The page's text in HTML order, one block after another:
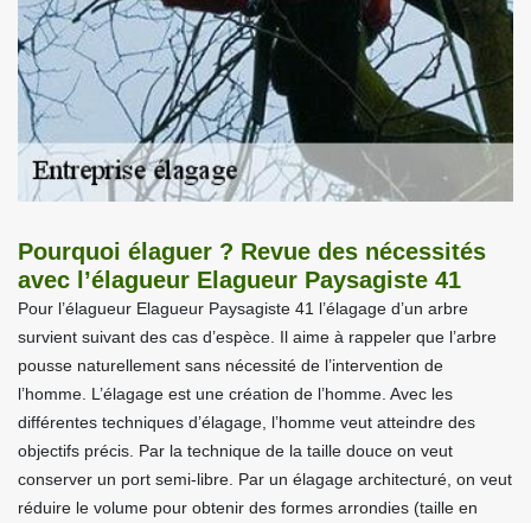
Pourquoi élaguer ? Revue des nécessités
avec l’élagueur Elagueur Paysagiste 41
Pour l’élagueur Elagueur Paysagiste 41 l’élagage d’un arbre
survient suivant des cas d’espèce. Il aime à rappeler que l’arbre
pousse naturellement sans nécessité de l’intervention de
l’homme. L’élagage est une création de l’homme. Avec les
différentes techniques d’élagage, l’homme veut atteindre des
objectifs précis. Par la technique de la taille douce on veut
conserver un port semi-libre. Par un élagage architecturé, on veut
réduire le volume pour obtenir des formes arrondies (taille en